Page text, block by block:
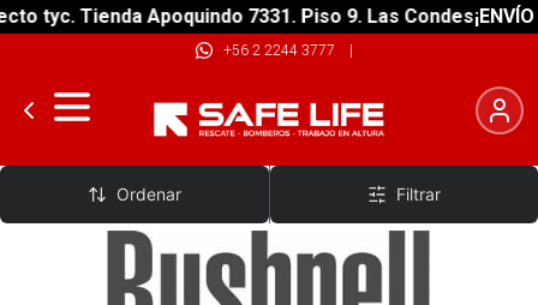
tyc. Tienda Apoquindo 7331. Piso 9. Las Condes¡ENVÍO
+56 2 2244 3777 |
Bushnell
Ordenar Filtrar